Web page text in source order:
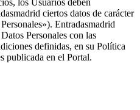
ciertos datos de carácter
Entradasmadrid
Personales con las
definidas, en su Política
publicada en el Portal.